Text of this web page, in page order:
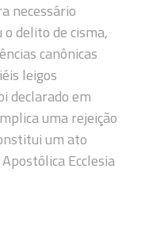
necessário
delito de cisma,
canônicas
leigos
declarado em
uma rejeição
um ato
Ecclesia